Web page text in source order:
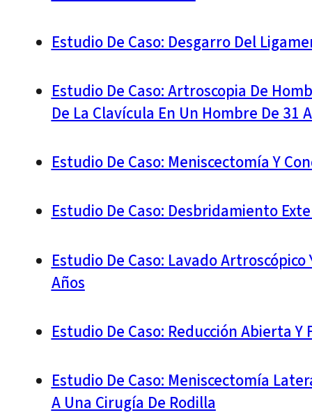
Estudio De Caso: Desgarro Del
Estudio De Caso: Artroscopia De
De La Clavícula En Un Hombre De 31
Estudio De Caso: Meniscectomía Y
Estudio De Caso: Desbridamiento
Estudio De Caso: Lavado
Años
Estudio De Caso: Reducción Abierta
Estudio De Caso: Meniscectomía
A Una Cirugía De Rodilla